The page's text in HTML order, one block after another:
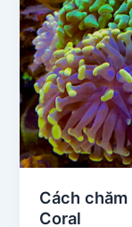
Cách chăm
Coral